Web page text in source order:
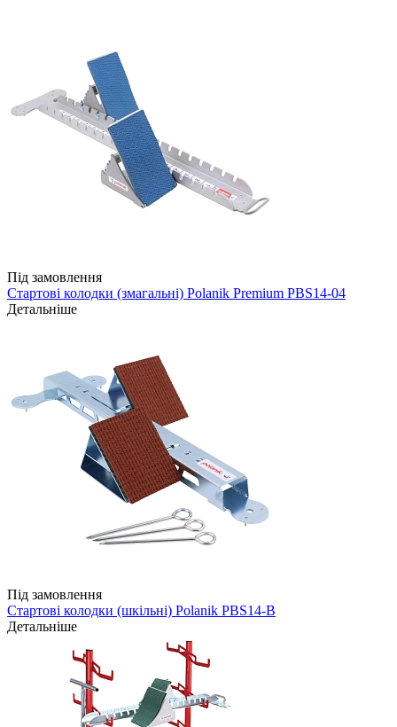
Під замовлення
Стартові колодки (змагальні) Polanik Premium PBS14-04
Детальніше
Під замовлення
Стартові колодки (шкільні) Polanik PBS14-B
Детальніше